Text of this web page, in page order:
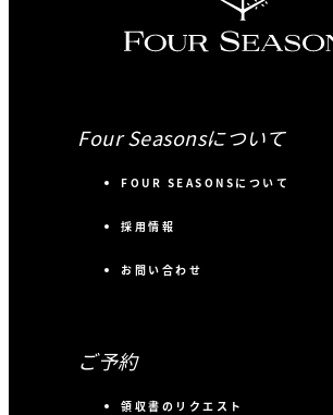
Four Seasonsについて
FOUR SEASONSについて
採用情報
お問い合わせ
ご予約
領収書のリクエスト